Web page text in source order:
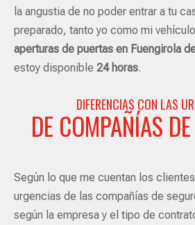
la angustia de no poder entrar a tu
preparado, tanto yo como mi
aperturas de puertas en Fuengirola
estoy disponible 24 horas.
DIFERENCIAS CON LAS
DE COMPAÑÍAS
Según lo que me cuentan los
urgencias de las compañías de
según la empresa y el tipo de